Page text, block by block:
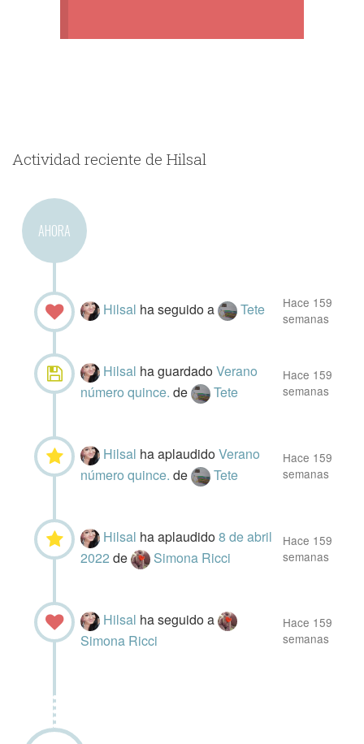
Actividad reciente de Hilsal
AHORA
Hilsal ha seguido a Tete
Hace 159
semanas
Hilsal ha guardadoVerano
número quince.de Tete
Hace 159
semanas
Hilsal ha aplaudidoVerano
número quince.de Tete
Hace 159
semanas
Hilsal ha aplaudido8 de abril
2022de Simona Ricci
Hace 159
semanas
Hilsal ha seguido a
Simona Ricci
Hace 159
semanas